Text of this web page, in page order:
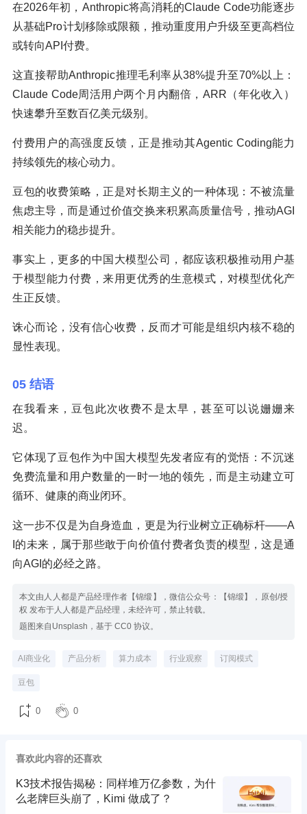
在2026年初，Anthropic将高消耗的Claude Code功能逐步
从基础Pro计划移除或限额，推动重度用户升级至更高档位
或转向API付费。
这直接帮助Anthropic推理毛利率从38%提升至70%以上：
Claude Code周活用户两个月内翻倍，ARR（年化收入）
快速攀升至数百亿美元级别。
付费用户的高强度反馈，正是推动其Agentic Coding能力
持续领先的核心动力。
豆包的收费策略，正是对长期主义的一种体现：不被流量
焦虑主导，而是通过价值交换来积累高质量信号，推动AGI
相关能力的稳步提升。
事实上，更多的中国大模型公司，都应该积极推动用户基
于模型能力付费，来用更优秀的生意模式，对模型优化产
生正反馈。
诛心而论，没有信心收费，反而才可能是组织内核不稳的
显性表现。
05 结语
在我看来，豆包此次收费不是太早，甚至可以说姗姗来
迟。
它体现了豆包作为中国大模型先发者应有的觉悟：不沉迷
免费流量和用户数量的一时一地的领先，而是主动建立可
循环、健康的商业闭环。
这一步不仅是为自身造血，更是为行业树立正确标杆——A
I的未来，属于那些敢于向价值付费者负责的模型，这是通
向AGI的必经之路。
本文由人人都是产品经理作者【锦缎】，微信公众号：【锦缎】，原创/授
权 发布于人人都是产品经理，未经许可，禁止转载。
题图来自Unsplash，基于 CC0 协议。
AI商业化 产品分析 算力成本 行业观察 订阅模式
豆包
0 0
喜欢此内容的还喜欢
K3技术报告揭秘：同样堆万亿参数，为什
么老牌巨头崩了，Kimi 做成了？